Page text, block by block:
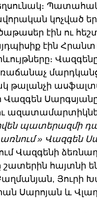
կոչված
էին ու
էին
Վազգեն
պատերազմի
» Վազգեն
Վազգենի
հայտնի
Յուրի
Սարոյան և